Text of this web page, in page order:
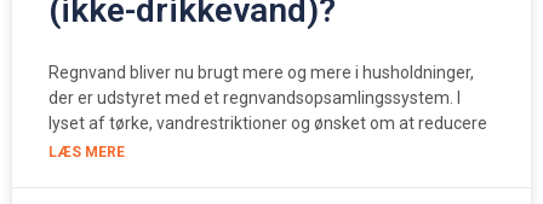
(ikke-drikkevand)?
Regnvand bliver nu brugt mere og mere i husholdninger,
der er udstyret med et regnvandsopsamlingssystem. I
lyset af tørke, vandrestriktioner og ønsket om at reducere
LÆS MERE